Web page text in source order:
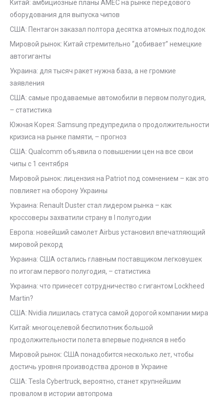
Китай: амбициозные планы AMEC на рынке передового
оборудования для выпуска чипов
США: Пентагон заказал полтора десятка атомных подлодок
Мировой рынок: Китай стремительно “добивает” немецкие
автогиганты
Украина: для тысяч ракет нужна база, а не громкие
заявления
США: самые продаваемые автомобили в первом полугодия,
– статистика
Южная Корея: Samsung предупредила о продолжительности
кризиса на рынке памяти, – прогноз
США: Qualcomm объявила о повышении цен на все свои
чипы с 1 сентября
Мировой рынок: лицензия на Patriot под сомнением – как это
повлияет на оборону Украины
Украина: Renault Duster стал лидером рынка – как
кроссоверы захватили страну в I полугодии
Европа: новейший самолет Airbus установил впечатляющий
мировой рекорд
Украина: США остались главным поставщиком легковушек
по итогам первого полугодия, – статистика
Украина: что принесет сотрудничество с гигантом Lockheed
Martin?
США: Nvidia лишилась статуса самой дорогой компании мира
Китай: многоцелевой беспилотник большой
продолжительности полета впервые поднялся в небо
Мировой рынок: США понадобится несколько лет, чтобы
достичь уровня производства дронов в Украине
США: Tesla Cybertruck, вероятно, станет крупнейшим
провалом в истории автопрома